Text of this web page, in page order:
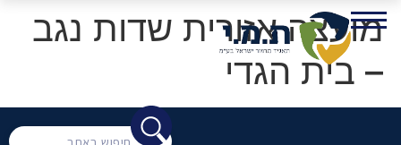
מועצה אזורית שדות נגב
– בית הגדי